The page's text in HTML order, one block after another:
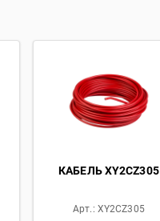
КАБЕЛЬ XY2CZ305
Арт.: XY2CZ305